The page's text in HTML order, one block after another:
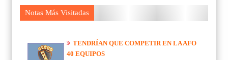
Notas Más Visitadas
TENDRÍAN QUE COMPETIR EN LA AFO
40 EQUIPOS